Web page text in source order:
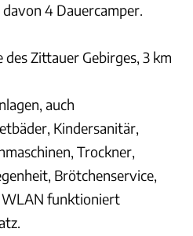
4 Dauercamper.
des Zittauer Gebirges, 3 km
auch
Kindersanitär,
Trockner,
Brötchenservice,
funktioniert